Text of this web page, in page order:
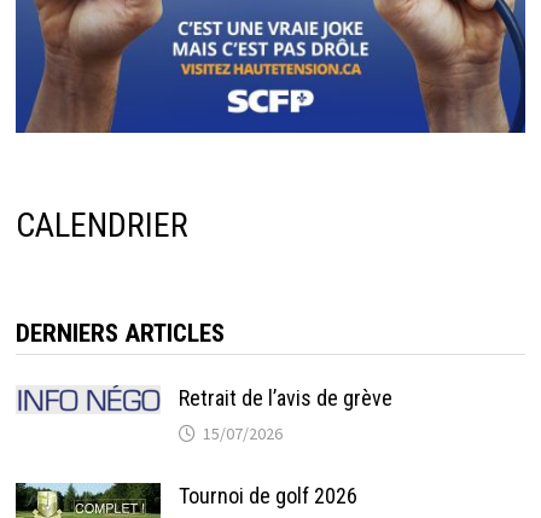
CALENDRIER
DERNIERS ARTICLES
Retrait de l’avis de grève
15/07/2026
Tournoi de golf 2026